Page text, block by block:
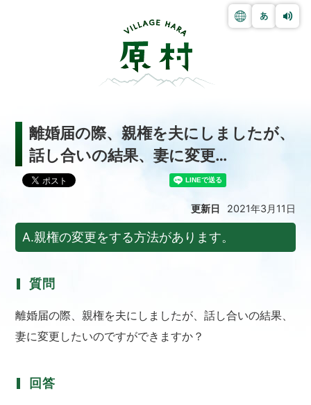
離婚届の際、親権を夫にしましたが、
話し合いの結果、妻に変更…
更新日 2021年3月11日
A.親権の変更をする方法があります。
質問
離婚届の際、親権を夫にしましたが、話し合いの結果、
妻に変更したいのですができますか？
回答